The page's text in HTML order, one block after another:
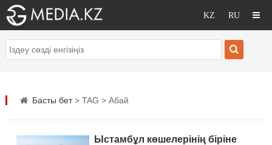
Басты бет> TAG > Абай
Ыстамбұл көшелерінің біріне